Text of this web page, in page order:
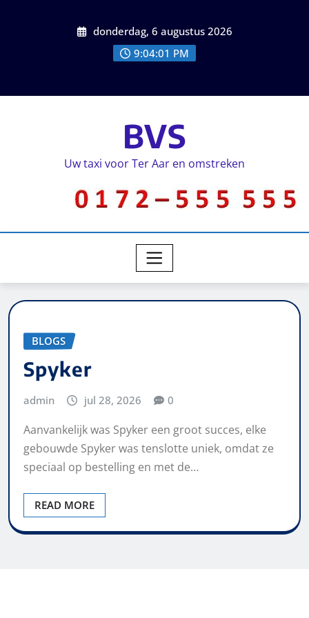
donderdag, 6 augustus 2026
9:04:01 PM
BVS
Uw taxi voor Ter Aar en omstreken
BLOGS
Spyker
admin jul 28, 2026 0
Aanvankelijk was Spyker een groot succes, elke
gebouwde Spyker was tenslotte uniek, omdat ze
speciaal op bestelling en met de…
READ MORE